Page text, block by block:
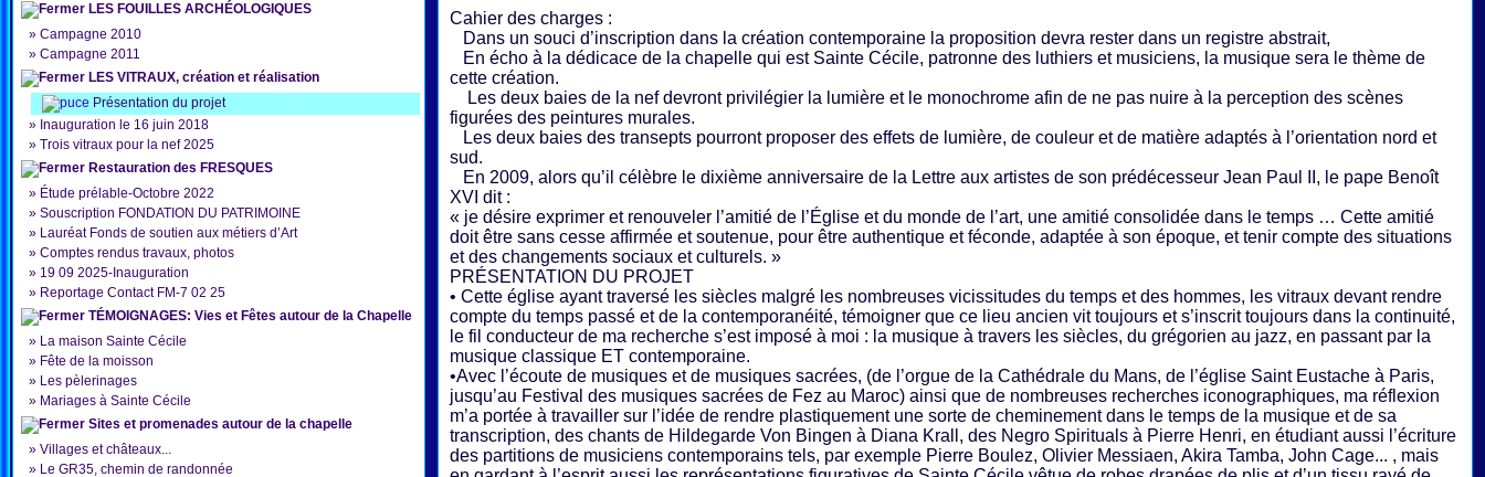
LES FOUILLES ARCHÉOLOGIQUES
» Campagne 2010
» Campagne 2011
LES VITRAUX, création et réalisation
Présentation du projet
» Inauguration le 16 juin 2018
» Trois vitraux pour la nef 2025
Restauration des FRESQUES
» Étude prélable-Octobre 2022
» Souscription FONDATION DU PATRIMOINE
» Lauréat Fonds de soutien aux métiers d’Art
» Comptes rendus travaux, photos
» 19 09 2025-Inauguration
» Reportage Contact FM-7 02 25
TÉMOIGNAGES: Vies et Fêtes autour de la Chapelle
» La maison Sainte Cécile
» Fête de la moisson
» Les pèlerinages
» Mariages à Sainte Cécile
Sites et promenades autour de la chapelle
» Villages et châteaux...
» Le GR35, chemin de randonnée
Cahier des charges :
Dans un souci d’inscription dans la création contemporaine la proposition devra rester dans un registre abstrait,
En écho à la dédicace de la chapelle qui est Sainte Cécile, patronne des luthiers et musiciens, la musique sera le thème de
cette création.
Les deux baies de la nef devront privilégier la lumière et le monochrome afin de ne pas nuire à la perception des scènes
figurées des peintures murales.
Les deux baies des transepts pourront proposer des effets de lumière, de couleur et de matière adaptés à l’orientation nord et
sud.
En 2009, alors qu’il célèbre le dixième anniversaire de la Lettre aux artistes de son prédécesseur Jean Paul II, le pape Benoît
XVI dit :
« je désire exprimer et renouveler l’amitié de l’Église et du monde de l’art, une amitié consolidée dans le temps … Cette amitié
doit être sans cesse affirmée et soutenue, pour être authentique et féconde, adaptée à son époque, et tenir compte des situations
et des changements sociaux et culturels. »
PRÉSENTATION DU PROJET
• Cette église ayant traversé les siècles malgré les nombreuses vicissitudes du temps et des hommes, les vitraux devant rendre
compte du temps passé et de la contemporanéité, témoigner que ce lieu ancien vit toujours et s’inscrit toujours dans la continuité,
le fil conducteur de ma recherche s’est imposé à moi : la musique à travers les siècles, du grégorien au jazz, en passant par la
musique classique ET contemporaine.
•Avec l’écoute de musiques et de musiques sacrées, (de l’orgue de la Cathédrale du Mans, de l’église Saint Eustache à Paris,
jusqu’au Festival des musiques sacrées de Fez au Maroc) ainsi que de nombreuses recherches iconographiques, ma réflexion
m’a portée à travailler sur l’idée de rendre plastiquement une sorte de cheminement dans le temps de la musique et de sa
transcription, des chants de Hildegarde Von Bingen à Diana Krall, des Negro Spirituals à Pierre Henri, en étudiant aussi l’écriture
des partitions de musiciens contemporains tels, par exemple Pierre Boulez, Olivier Messiaen, Akira Tamba, John Cage... , mais